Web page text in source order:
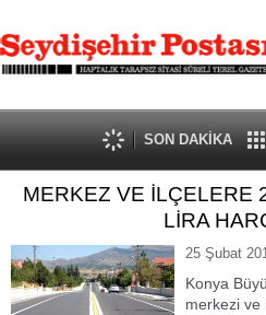
SON DAKİKA
MERKEZ VE İLÇELERE
LİRA
25 Şubat
Konya
merkezi ve